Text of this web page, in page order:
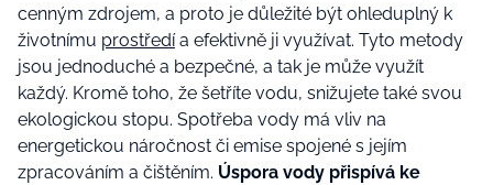
cenným zdrojem, a proto je důležité být ohleduplný k
životnímu prostředía efektivně ji využívat. Tyto metody
jsou jednoduché a bezpečné, a tak je může využít
každý. Kromě toho, že šetříte vodu, snižujete také svou
ekologickou stopu. Spotřeba vody má vliv na
energetickou náročnost či emise spojené s jejím
zpracováním a čištěním. Úspora vody přispívá ke